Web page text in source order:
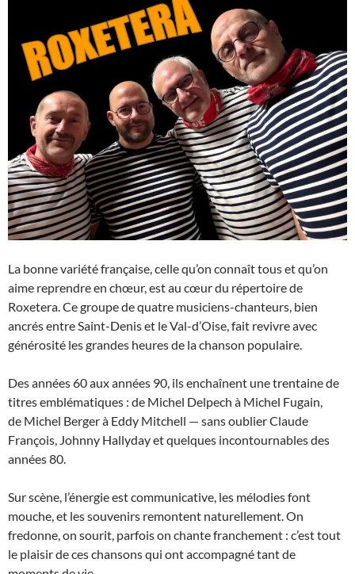
La bonne variété française, celle qu’on connaît tous et qu’on
aime reprendre en chœur, est au cœur du répertoire de
Roxetera. Ce groupe de quatre musiciens-chanteurs, bien
ancrés entre Saint-Denis et le Val-d’Oise, fait revivre avec
générosité les grandes heures de la chanson populaire.
Des années 60 aux années 90, ils enchaînent une trentaine de
titres emblématiques : de Michel Delpech à Michel Fugain,
de Michel Berger à Eddy Mitchell — sans oublier Claude
François, Johnny Hallyday et quelques incontournables des
années 80.
Sur scène, l’énergie est communicative, les mélodies font
mouche, et les souvenirs remontent naturellement. On
fredonne, on sourit, parfois on chante franchement : c’est tout
le plaisir de ces chansons qui ont accompagné tant de